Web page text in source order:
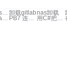
nas卸载 卸载gitlabnas卸载
Oracle数据库系统紧急故障处理方法 PB7 连接 Oracle 的设置方法 用C#把文件转换为XML的代码